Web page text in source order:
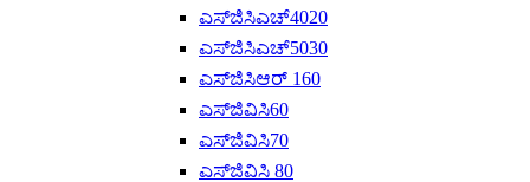
ಎಸ್‌ಜಿಸಿಎಚ್4020
ಎಸ್‌ಜಿಸಿಎಚ್‌5030
ಎಸ್‌ಜಿಸಿಆರ್ 160
ಎಸ್‌ಜಿವಿಸಿ60
ಎಸ್‌ಜಿವಿಸಿ70
ಎಸ್‌ಜಿವಿಸಿ 80